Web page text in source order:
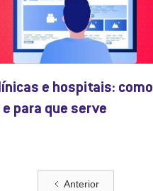
e hospitais: como
para que serve
Anterior